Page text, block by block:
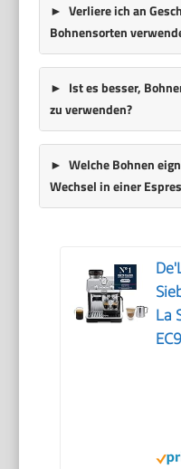
Verliere ich an
Bohnensorten
Ist es besser,
zu verwenden?
Welche Bohnen
Wechsel in einer
La